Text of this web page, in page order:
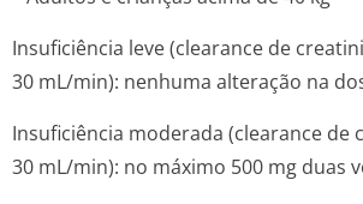
Insuficiência leve (clearance de
30 mL/min): nenhuma alteração na
Insuficiência moderada (clearance de
30 mL/min): no máximo 500 mg duas